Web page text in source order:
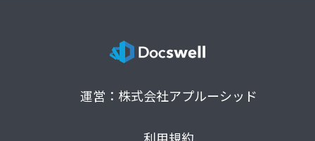
運営：株式会社アプルーシッド